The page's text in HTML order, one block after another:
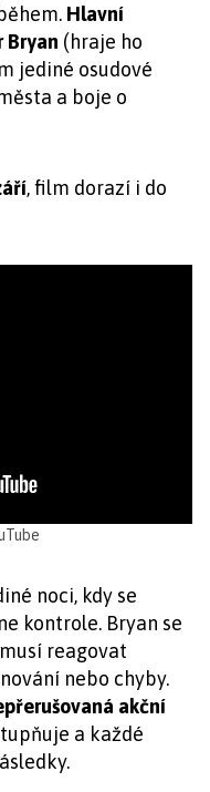
Hlavní
Bryan (hraje ho
jediné osudové
a boje o
, film dorazí i do
noci, kdy se
kontrole. Bryan se
reagovat
nebo chyby.
akční
a každé